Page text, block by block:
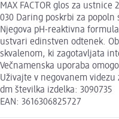
MAX FACTOR glos za
030 Daring poskrbi za
Njegova pH-reaktivna
ustvari edinstven odtenek.
skvalenom, ki zagotavljata
Večnamenska uporaba
Uživajte v negovanem
dm številka izdelka: 3090735
EAN: 3616306825727